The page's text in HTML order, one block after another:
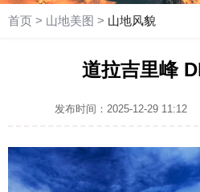
首页 > 山地美图 > 山地风貌
道拉吉里峰
发布时间：2025-12-29 11:12